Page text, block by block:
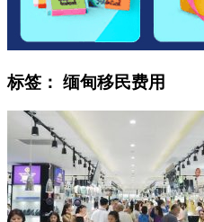
标签： 缅甸移民费用